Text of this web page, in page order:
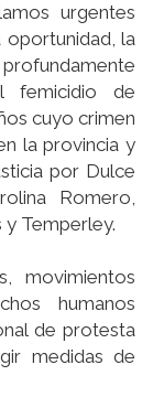
urgentes
oportunidad, la
femicidio de
cuyo crimen
la provincia y
por Dulce
Romero,
y Temperley.
movimientos
humanos
de protesta
medidas de